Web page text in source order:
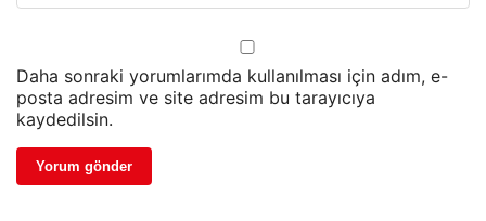
Daha sonraki yorumlarımda kullanılması için adım, e-
posta adresim ve site adresim bu tarayıcıya
kaydedilsin.